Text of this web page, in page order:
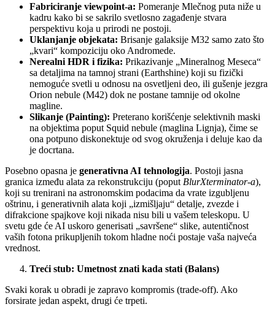
Fabriciranje viewpoint-a: Pomeranje Mlečnog puta niže u
kadru kako bi se sakrilo svetlosno zagađenje stvara
perspektivu koja u prirodi ne postoji.
Uklanjanje objekata: Brisanje galaksije M32 samo zato što
„kvari“ kompoziciju oko Andromede.
Nerealni HDR i fizika: Prikazivanje „Mineralnog Meseca“
sa detaljima na tamnoj strani (Earthshine) koji su fizički
nemoguće svetli u odnosu na osvetljeni deo, ili gušenje jezgra
Orion nebule (M42) dok ne postane tamnije od okolne
magline.
Slikanje (Painting): Preterano korišćenje selektivnih maski
na objektima poput Squid nebule (maglina Lignja), čime se
ona potpuno diskonektuje od svog okruženja i deluje kao da
je docrtana.
Posebno opasna je generativna AI tehnologija. Postoji jasna
granica između alata za rekonstrukciju (poput BlurXterminator-a),
koji su trenirani na astronomskim podacima da vrate izgubljenu
oštrinu, i generativnih alata koji „izmišljaju“ detalje, zvezde i
difrakcione spajkove koji nikada nisu bili u vašem teleskopu. U
svetu gde će AI uskoro generisati „savršene“ slike, autentičnost
vaših fotona prikupljenih tokom hladne noći postaje vaša najveća
vrednost.
Treći stub: Umetnost znati kada stati (Balans)
Svaki korak u obradi je zapravo kompromis (trade-off). Ako
forsirate jedan aspekt, drugi će trpeti.